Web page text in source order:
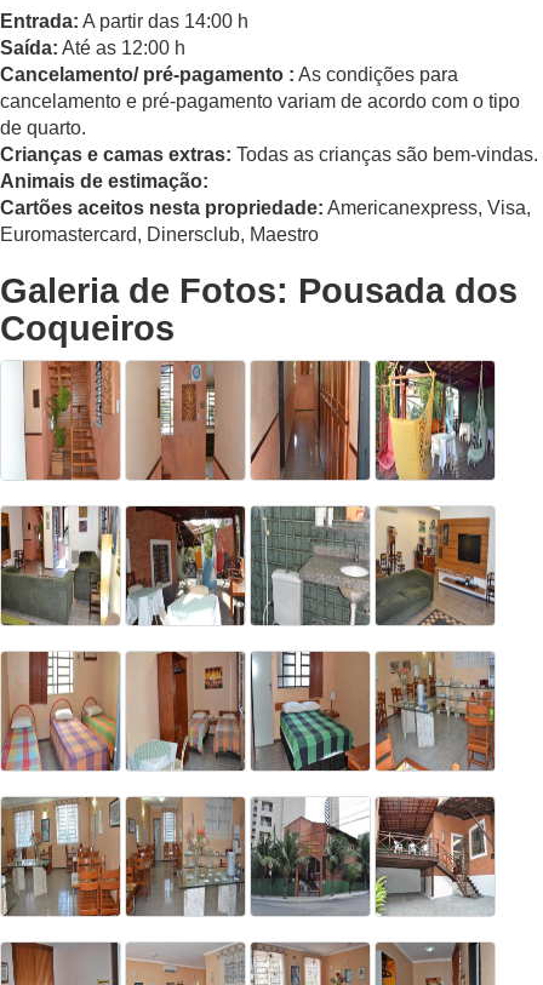
Entrada: A partir das 14:00 h
Saída: Até as 12:00 h
Cancelamento/ pré-pagamento : As condições para
cancelamento e pré-pagamento variam de acordo com o tipo
de quarto.
Crianças e camas extras: Todas as crianças são bem-vindas.
Animais de estimação:
Cartões aceitos nesta propriedade: Americanexpress, Visa,
Euromastercard, Dinersclub, Maestro
Galeria de Fotos: Pousada dos
Coqueiros